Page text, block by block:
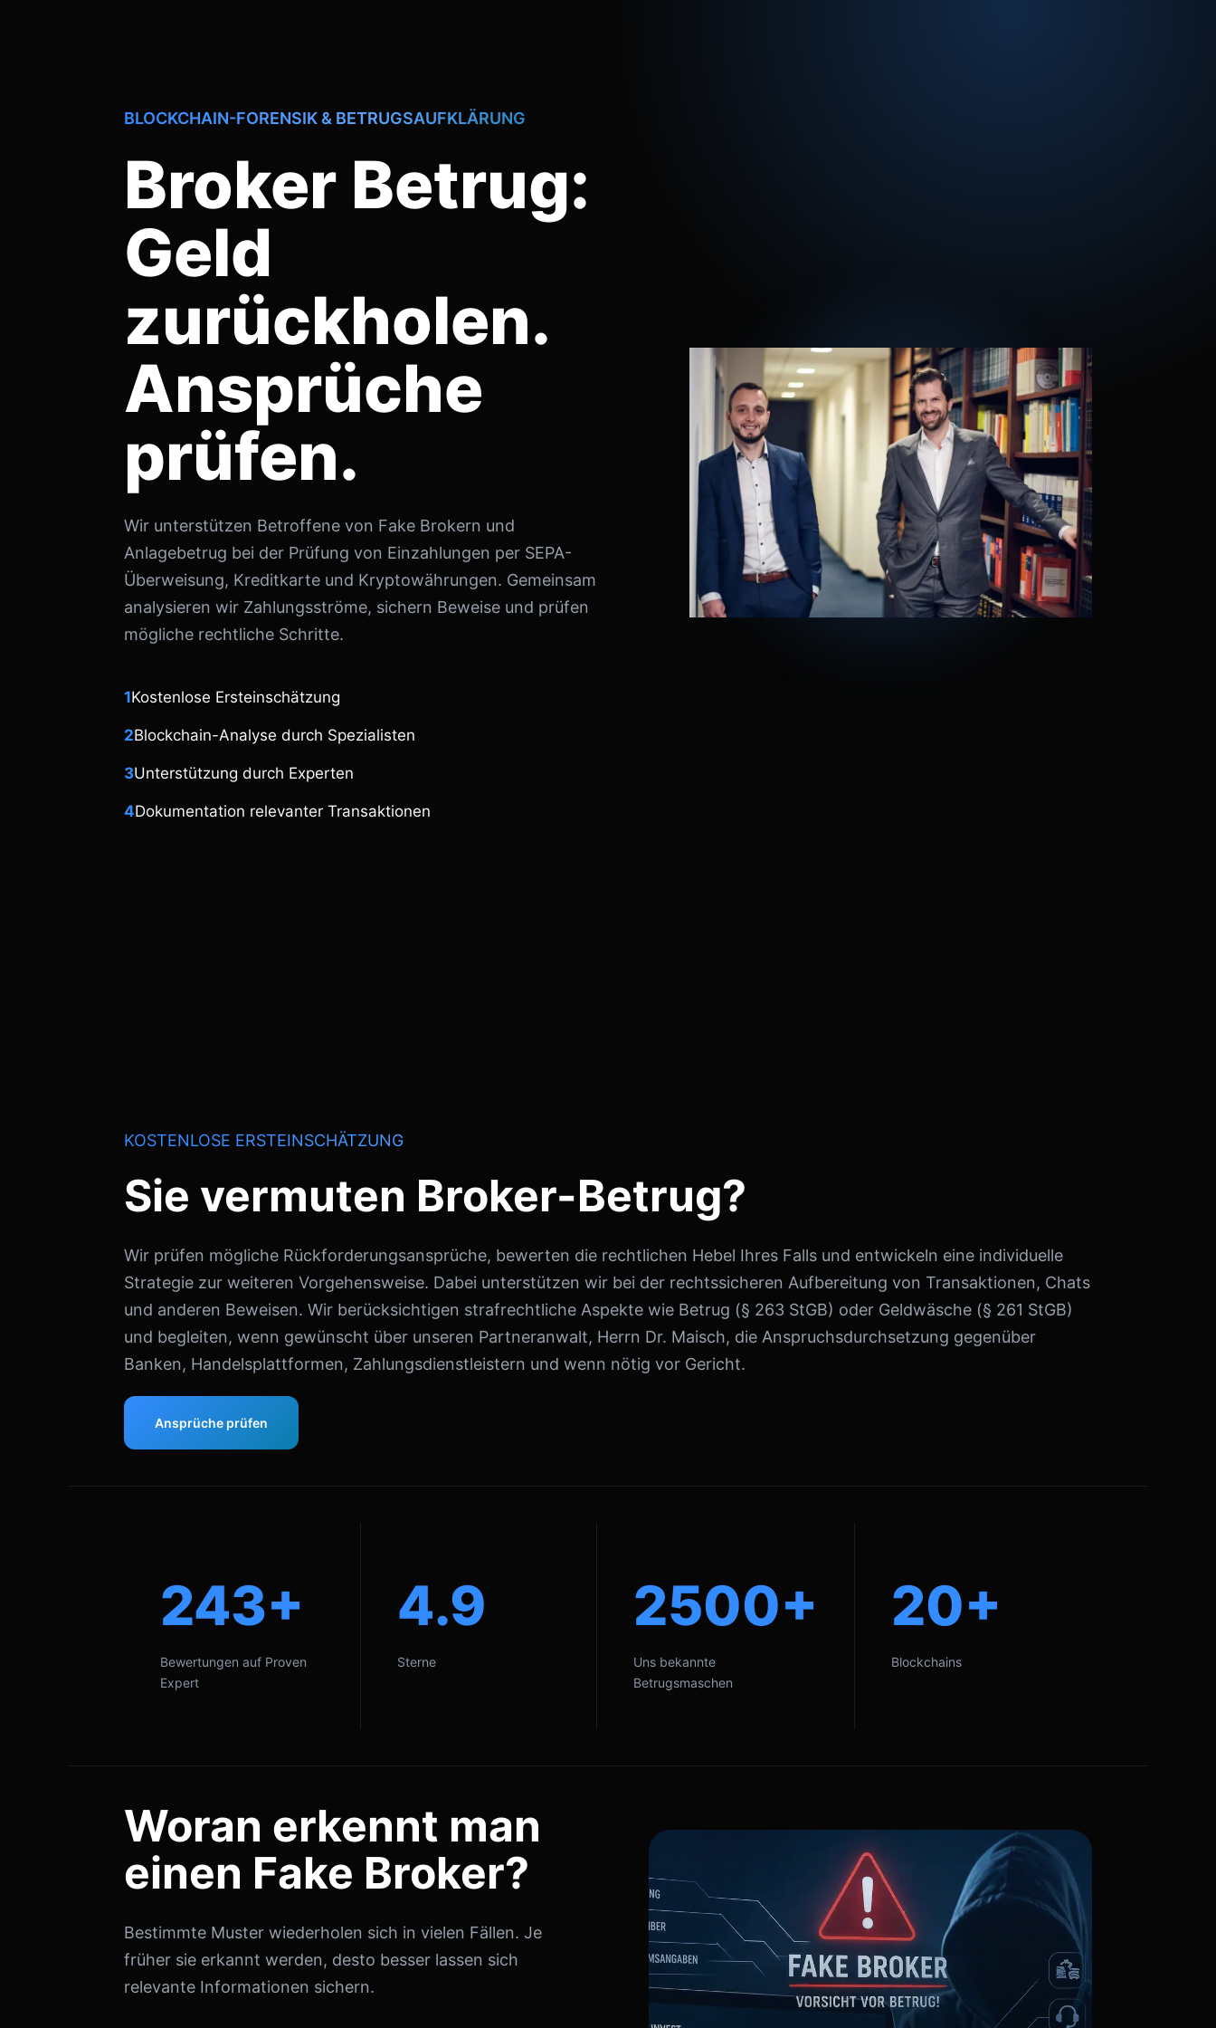
BLOCKCHAIN-FORENSIK & BETRUGSAUFKLÄRUNG
Broker Betrug:
Geld
zurückholen.
Ansprüche
prüfen.
Wir unterstützen Betroffene von Fake Brokern und
Anlagebetrug bei der Prüfung von Einzahlungen per SEPA-
Überweisung, Kreditkarte und Kryptowährungen. Gemeinsam
analysieren wir Zahlungsströme, sichern Beweise und prüfen
mögliche rechtliche Schritte.
1Kostenlose Ersteinschätzung
2Blockchain-Analyse durch Spezialisten
3Unterstützung durch Experten
4Dokumentation relevanter Transaktionen
KOSTENLOSE ERSTEINSCHÄTZUNG
Sie vermuten Broker-Betrug?
Wir prüfen mögliche Rückforderungsansprüche, bewerten die rechtlichen Hebel Ihres Falls und entwickeln eine individuelle
Strategie zur weiteren Vorgehensweise. Dabei unterstützen wir bei der rechtssicheren Aufbereitung von Transaktionen, Chats
und anderen Beweisen. Wir berücksichtigen strafrechtliche Aspekte wie Betrug (§ 263 StGB) oder Geldwäsche (§ 261 StGB)
und begleiten, wenn gewünscht über unseren Partneranwalt, Herrn Dr. Maisch, die Anspruchsdurchsetzung gegenüber
Banken, Handelsplattformen, Zahlungsdienstleistern und wenn nötig vor Gericht.
Ansprüche prüfen
243+
Bewertungen auf Proven
Expert
4.9
Sterne
2500+
Uns bekannte
Betrugsmaschen
20+
Blockchains
Woran erkennt man
einen Fake Broker?
Bestimmte Muster wiederholen sich in vielen Fällen. Je
früher sie erkannt werden, desto besser lassen sich
relevante Informationen sichern.